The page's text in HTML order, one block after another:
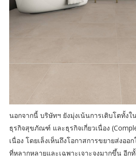
นอกจากนี้ บริษัทฯ ยังมุ่งเน้นการเติบโตทั้ง
ธุรกิจสุขภัณฑ์ และธุรกิจเกี่ยวเนื่อง
เนื่อง โดยเล็งเห็นถึงโอกาสการขยายส่งอ
ที่หลากหลายและเฉพาะเจาะจงมากขึ้น อีก